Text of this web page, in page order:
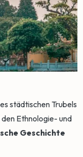
städtischen Trubels
Ethnologie- und
Geschichte